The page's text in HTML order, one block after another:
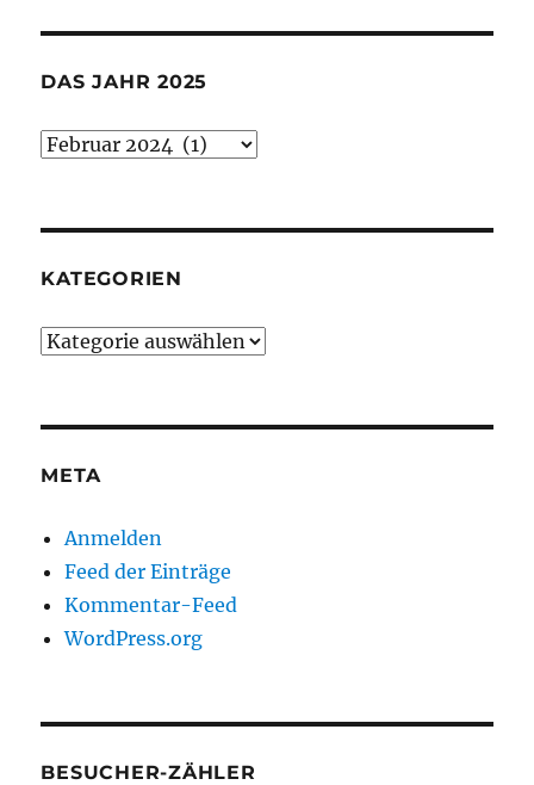
DAS JAHR 2025
Das
KATEGORIEN
Kategorien
META
Anmelden
Feed der Einträge
Kommentar-Feed
WordPress.org
BESUCHER-ZÄHLER